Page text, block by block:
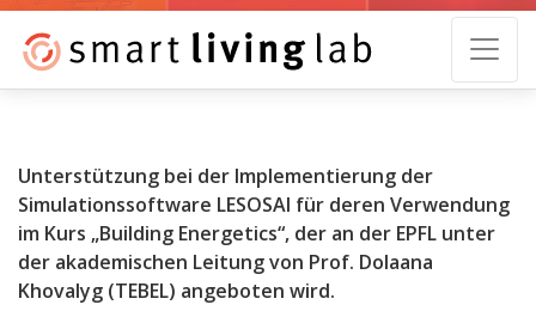
Unterstützung bei der Implementierung der
Simulationssoftware LESOSAI für deren Verwendung
im Kurs „Building Energetics“, der an der EPFL unter
der akademischen Leitung von Prof. Dolaana
Khovalyg (TEBEL) angeboten wird.